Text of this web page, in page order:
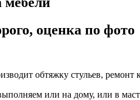
оценка по фото
обтяжку стульев,
или на дому, или в